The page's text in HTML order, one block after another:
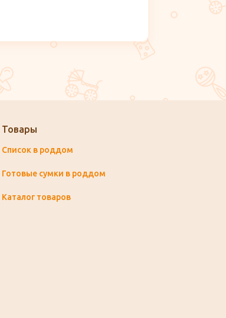
Товары
Список в роддом
Готовые сумки в роддом
Каталог товаров